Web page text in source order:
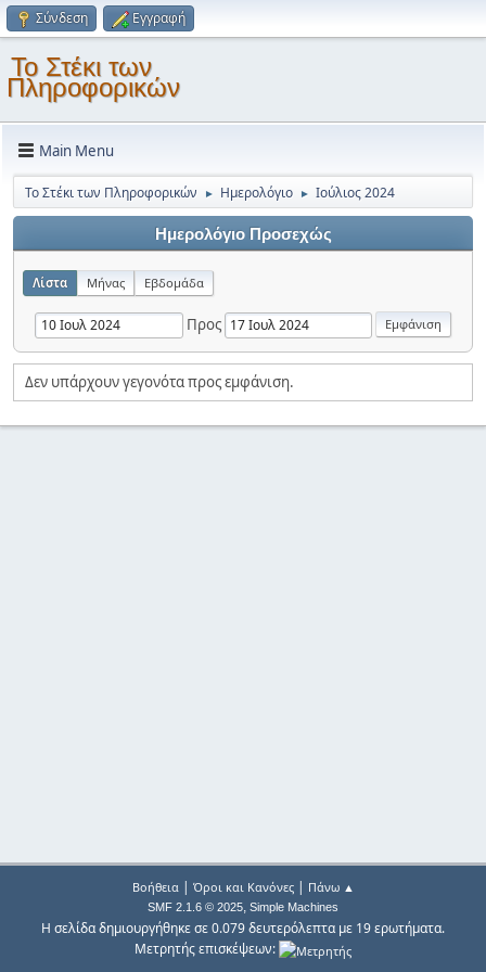
Σύνδεση Εγγραφή
Το Στέκι των
Πληροφορικών
Main Menu
Το Στέκι των Πληροφορικών ► Ημερολόγιο ► Ιούλιος 2024
Ημερολόγιο Προσεχώς
Λίστα Μήνας Εβδομάδα
Προς
Δεν υπάρχουν γεγονότα προς εμφάνιση.
Βοήθεια| Όροι και Κανόνες| Πάνω ▲
SMF 2.1.6 © 2025, Simple Machines
Η σελίδα δημιουργήθηκε σε 0.079 δευτερόλεπτα με 19 ερωτήματα.
Μετρητής επισκέψεων: